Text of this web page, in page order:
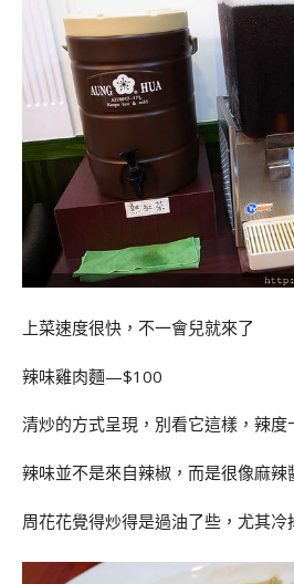
上菜速度很快，不一會兒就來了
辣味雞肉麵—$100
清炒的方式呈現，別看它這樣，辣度
辣味並不是來自辣椒，而是很像麻辣
周花花覺得炒得是過油了些，尤其